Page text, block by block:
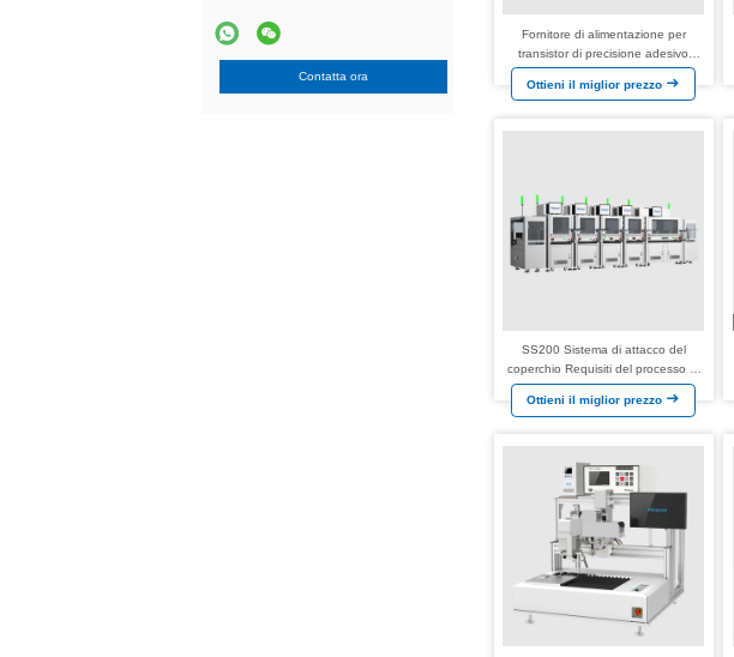
Contatta ora
Fornitore di alimentazione per
transistor di precisione adesivo
robotico automatizzato
Ottieni il miglior prezzo
SS200 Sistema di attacco del
coperchio Requisiti del processo di
attacco del coperchio di
FCBGA/FCCSP. Supporto ai circuiti
Ottieni il miglior prezzo